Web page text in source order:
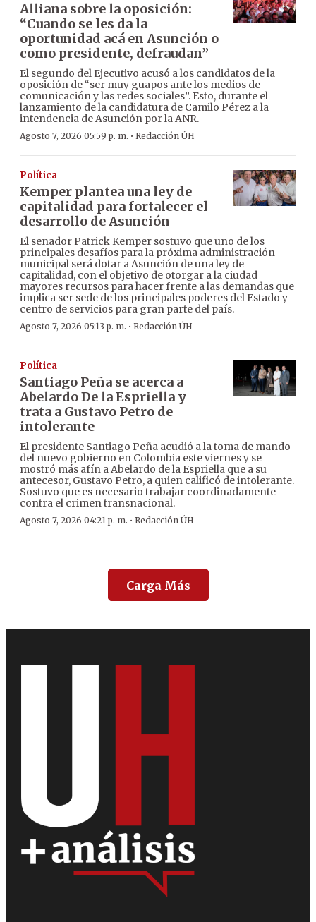
Alliana sobre la oposición:
“Cuando se les da la
oportunidad acá en Asunción o
como presidente, defraudan”
El segundo del Ejecutivo acusó a los candidatos de la
oposición de “ser muy guapos ante los medios de
comunicación y las redes sociales”. Esto, durante el
lanzamiento de la candidatura de Camilo Pérez a la
intendencia de Asunción por la ANR.
Agosto 7, 2026 05:59 p. m. · Redacción ÚH
Política
Kemper plantea una ley de
capitalidad para fortalecer el
desarrollo de Asunción
El senador Patrick Kemper sostuvo que uno de los
principales desafíos para la próxima administración
municipal será dotar a Asunción de una ley de
capitalidad, con el objetivo de otorgar a la ciudad
mayores recursos para hacer frente a las demandas que
implica ser sede de los principales poderes del Estado y
centro de servicios para gran parte del país.
Agosto 7, 2026 05:13 p. m. · Redacción ÚH
Política
Santiago Peña se acerca a
Abelardo De la Espriella y
trata a Gustavo Petro de
intolerante
El presidente Santiago Peña acudió a la toma de mando
del nuevo gobierno en Colombia este viernes y se
mostró más afín a Abelardo de la Espriella que a su
antecesor, Gustavo Petro, a quien calificó de intolerante.
Sostuvo que es necesario trabajar coordinadamente
contra el crimen transnacional.
Agosto 7, 2026 04:21 p. m. · Redacción ÚH
Carga Más